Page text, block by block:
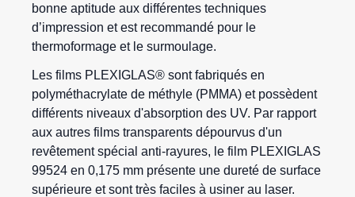
bonne aptitude aux différentes techniques
d’impression et est recommandé pour le
thermoformage et le surmoulage.
Les films PLEXIGLAS® sont fabriqués en
polyméthacrylate de méthyle (PMMA) et possèdent
différents niveaux d'absorption des UV. Par rapport
aux autres films transparents dépourvus d'un
revêtement spécial anti-rayures, le film PLEXIGLAS
99524 en 0,175 mm présente une dureté de surface
supérieure et sont très faciles à usiner au laser.